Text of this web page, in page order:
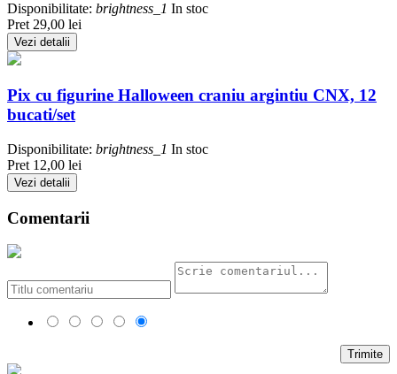
Disponibilitate: brightness_1 In stoc
Pret 29,00 lei
Vezi detalii
Pix cu figurine Halloween craniu argintiu CNX, 12
bucati/set
Disponibilitate: brightness_1 In stoc
Pret 12,00 lei
Vezi detalii
Comentarii
Trimite